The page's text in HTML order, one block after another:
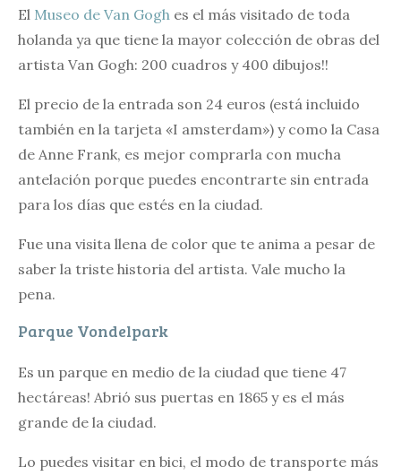
El Museo de Van Gogh es el más visitado de toda
holanda ya que tiene la mayor colección de obras del
artista Van Gogh: 200 cuadros y 400 dibujos!!
El precio de la entrada son 24 euros (está incluido
también en la tarjeta «I amsterdam») y como la Casa
de Anne Frank, es mejor comprarla con mucha
antelación porque puedes encontrarte sin entrada
para los días que estés en la ciudad.
Fue una visita llena de color que te anima a pesar de
saber la triste historia del artista. Vale mucho la
pena.
Parque Vondelpark
Es un parque en medio de la ciudad que tiene 47
hectáreas! Abrió sus puertas en 1865 y es el más
grande de la ciudad.
Lo puedes visitar en bici, el modo de transporte más